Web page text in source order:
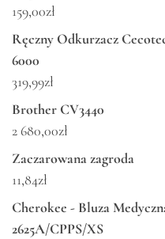
159,00zł
Ręczny Odkurzacz
6000
319,99zł
Brother CV3440
2 680,00zł
Zaczarowana zagroda
11,84zł
Cherokee - Bluza
2625A/CPPS/XS